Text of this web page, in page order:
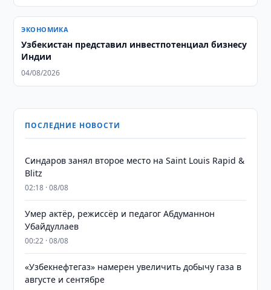
ЭКОНОМИКА
Узбекистан представил инвестпотенциал бизнесу
Индии
04/08/2026
ПОСЛЕДНИЕ НОВОСТИ
Синдаров занял второе место на Saint Louis Rapid &
Blitz
02:18 · 08/08
Умер актёр, режиссёр и педагог Абдуманнон
Убайдуллаев
00:22 · 08/08
«Узбекнефтегаз» намерен увеличить добычу газа в
августе и сентябре